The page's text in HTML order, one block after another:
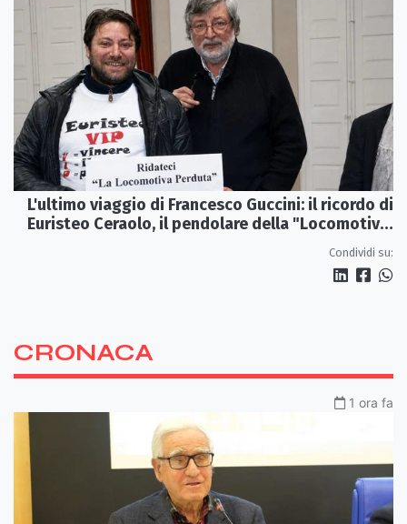
L'ultimo viaggio di Francesco Guccini: il ricordo di
Euristeo Ceraolo, il pendolare della "Locomotiva
Condividi su:
CRONACA
1 ora fa